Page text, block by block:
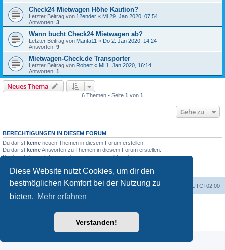
Diese Website nutzt Cookies, um dir den
bestmöglichen Komfort bei der Nutzung zu
bieten. Mehr erfahren
Verstanden!
Check24 Mietwagen Höhe Kaution?
Letzter Beitrag von 12ender « Mi 29. Jan 2020, 07:54
Antworten: 3
Wann bucht Check24 Mietwagen ab?
Letzter Beitrag von Manta11 « Do 2. Jan 2020, 14:24
Antworten: 9
Mietwagen-Check.de Transporter
Letzter Beitrag von Robert « Mi 1. Jan 2020, 16:14
Antworten: 1
Neues Thema
6 Themen • Seite 1 von 1
Gehe zu
BERECHTIGUNGEN IN DIESEM FORUM
Du darfst keine neuen Themen in diesem Forum erstellen.
Du darfst keineAntworten zu Themen in diesem Forum erstellen.
Du darfst deine Beiträge in diesem Forumnichtändern.
Du darfstkeineDateianhänge in diesem Forum erstellen.
Portal Foren-Übersicht Alle Zeiten sind UTC+02:00
Deutsche Übersetzung durchphpBB.de
Datenschutz|Nutzungsbedingungen